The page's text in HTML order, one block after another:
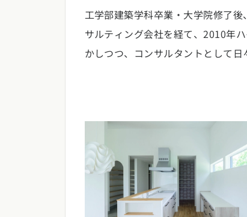
工学部建築学科卒業・大学院修了
サルティング会社を経て、2010年
かしつつ、コンサルタントとして
関西エ
大阪府
中国エ
香川県
九州・
福岡県